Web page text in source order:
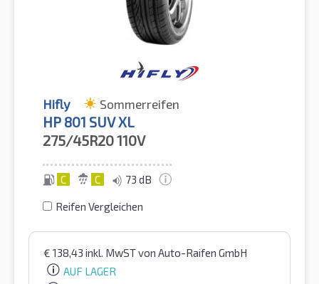
Hifly Sommerreifen
HP 801 SUV XL
275/45R20110V
C C 73 dB
Reifen Vergleichen
€ 138,43 inkl. MwSTvon Auto-Raifen GmbH
AUF LAGER